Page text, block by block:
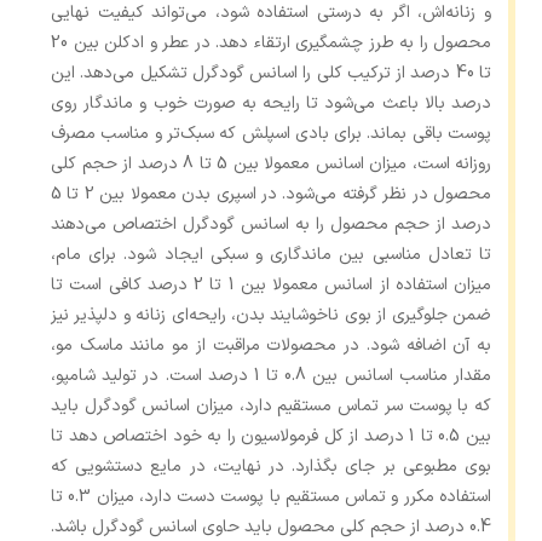
و زنانه‌اش، اگر به‌ درستی استفاده شود، می‌تواند کیفیت نهایی
محصول را به طرز چشمگیری ارتقاء دهد. در عطر و ادکلن بین 20
تا 40 درصد از ترکیب کلی را اسانس گودگرل تشکیل می‌دهد. این
درصد بالا باعث می‌شود تا رایحه‌ به ‌صورت خوب و ماندگار روی
پوست باقی بماند. برای بادی اسپلش که سبک‌تر و مناسب مصرف
روزانه است، میزان اسانس معمولا بین 5 تا 8 درصد از حجم کلی
محصول در نظر گرفته می‌شود. در اسپری بدن معمولا بین 2 تا 5
درصد از حجم محصول را به اسانس گودگرل اختصاص می‌دهند
تا تعادل مناسبی بین ماندگاری و سبکی ایجاد شود. برای مام،
میزان استفاده از اسانس معمولا بین 1 تا 2 درصد کافی است تا
ضمن جلوگیری از بوی ناخوشایند بدن، رایحه‌ای زنانه و دلپذیر نیز
به آن اضافه شود. در محصولات مراقبت از مو مانند ماسک مو،
مقدار مناسب اسانس بین 0.8 تا 1 درصد است. در تولید شامپو،
که با پوست سر تماس مستقیم دارد، میزان اسانس گودگرل باید
بین 0.5 تا 1 درصد از کل فرمولاسیون را به خود اختصاص دهد تا
بوی مطبوعی بر جای بگذارد. در نهایت، در مایع دستشویی که
استفاده مکرر و تماس مستقیم با پوست دست دارد، میزان 0.3 تا
0.4 درصد از حجم کلی محصول باید حاوی اسانس گودگرل باشد.